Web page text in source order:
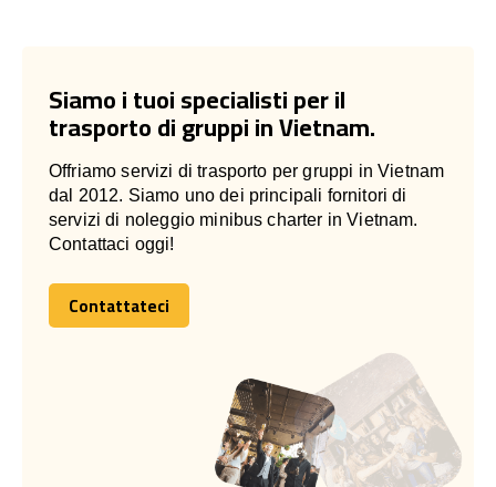
Siamo i tuoi specialisti per il
trasporto di gruppi in Vietnam.
Offriamo servizi di trasporto per gruppi in Vietnam
dal 2012. Siamo uno dei principali fornitori di
servizi di noleggio minibus charter in Vietnam.
Contattaci oggi!
Contattateci
Contattateci